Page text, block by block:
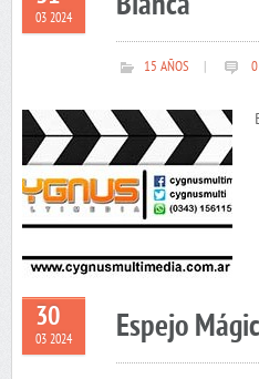
03 2024
15 AÑOS 0
30
03 2024 Espejo